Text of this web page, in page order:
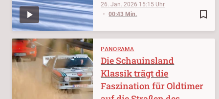
bookmark_border
26. Jan. 2026 15:15
00:43 Min.
PANORAMA
Die Schauinsland
Klassik trägt die
Faszination für Oldtimer